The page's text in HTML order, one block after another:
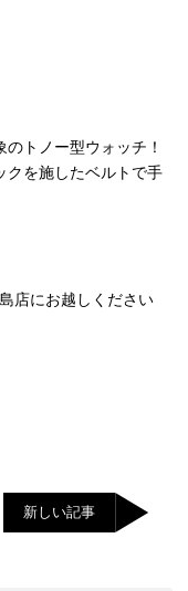
トノー型ウォッチ！
クを施したベルトで手
店にお越しください
新しい記事